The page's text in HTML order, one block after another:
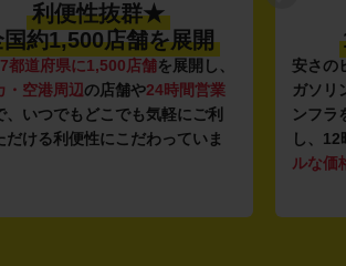
利便性抜群★
国約1,500店舗を展開
都道府県に1,500店舗を展開し、
・空港周辺 の店舗や24時間営業
、いつでもどこでも気軽にご利
だける利便性にこだわっていま
安さの
ガソリ
ンフラ
し、
ルな価